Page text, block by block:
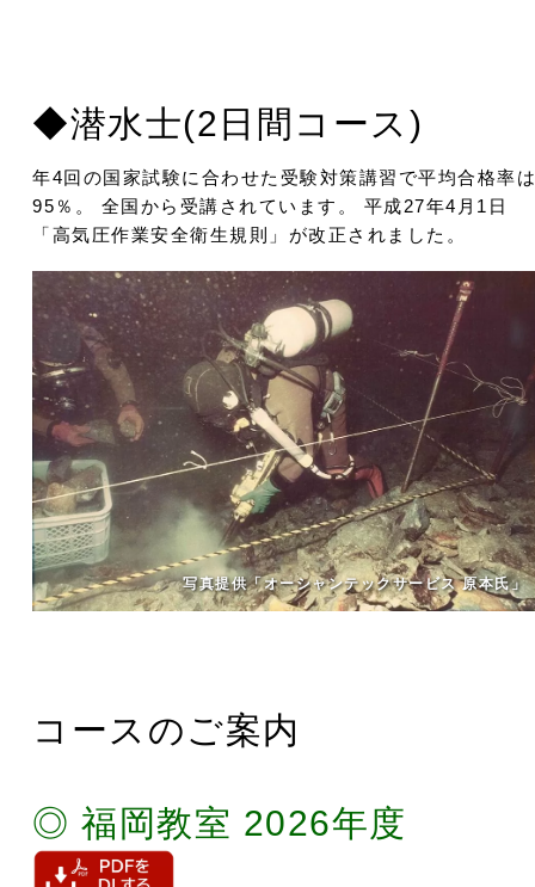
◆潜水士(2日間コース)
年4回の国家試験に合わせた受験対策講習で平均合格率は
95％。 全国から受講されています。 平成27年4月1日
「高気圧作業安全衛生規則」が改正されました。
写真提供「オーシャンテックサービス 原本氏」
コースのご案内
◎ 福岡教室 2026年度